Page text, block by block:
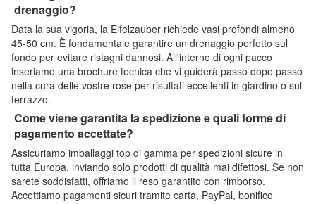
drenaggio?
Data la sua vigoria, la Eifelzauber richiede vasi profondi almeno
45-50 cm. È fondamentale garantire un drenaggio perfetto sul
fondo per evitare ristagni dannosi. All'interno di ogni pacco
inseriamo una brochure tecnica che vi guiderà passo dopo passo
nella cura delle vostre rose per risultati eccellenti in giardino o sul
terrazzo.
Come viene garantita la spedizione e quali forme di
pagamento accettate?
Assicuriamo imballaggi top di gamma per spedizioni sicure in
tutta Europa, inviando solo prodotti di qualità mai difettosi. Se non
sarete soddisfatti, offriamo il reso garantito con rimborso.
Accettiamo pagamenti sicuri tramite carta, PayPal, bonifico